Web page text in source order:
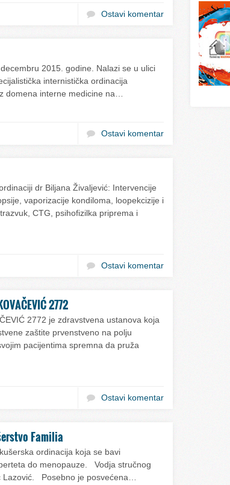
Ostavi komentar
2015. godine. Nalazi se u ulici
internistička ordinacija
domena interne medicine na…
Ostavi komentar
dr Biljana Živaljević: Intervencije
vaporizacije kondiloma, loopekcizije i
CTG, psihofizilka priprema i
Ostavi komentar
2772
2772 je zdravstvena ustanova koja
zaštite prvenstveno na polju
pacijentima spremna da pruža
Ostavi komentar
Familia
ordinacija koja se bavi
do menopauze. Vodja stručnog
Lazović. Posebno je posvećena…
Svet
Svet
Svet
Svet
Svet